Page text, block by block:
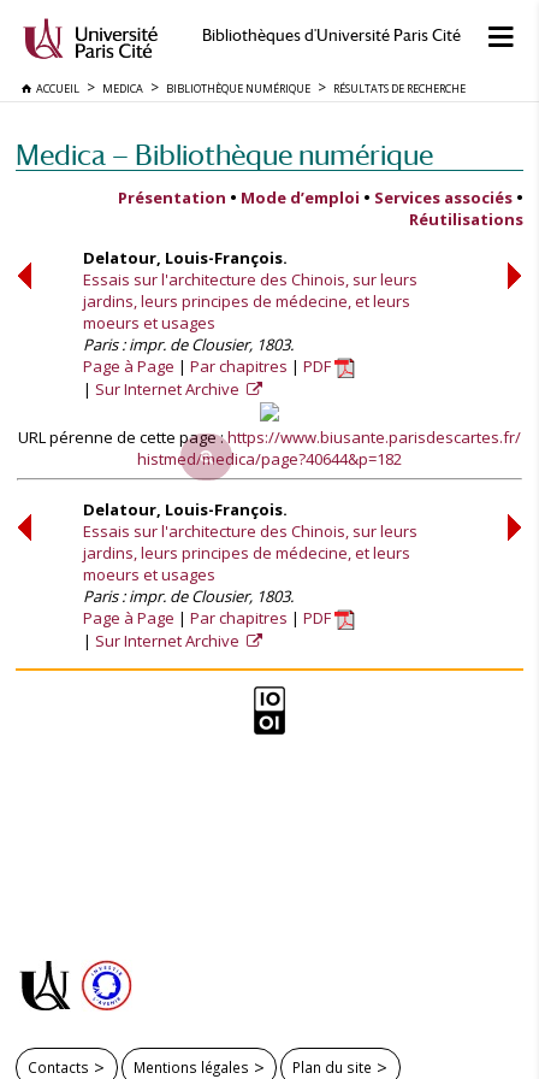
Bibliothèques d'Université Paris Cité
ACCUEIL MEDICA BIBLIOTHÈQUE NUMÉRIQUE RÉSULTATS DE RECHERCHE
Medica — Bibliothèque numérique
Présentation • Mode d’emploi • Services associés •
Réutilisations
Delatour, Louis-François.
Essais sur l'architecture des Chinois, sur leurs
jardins, leurs principes de médecine, et leurs
moeurs et usages
Paris : impr. de Clousier, 1803.
Page à Page
Par chapitres
PDF
Sur Internet Archive
URL pérenne de cette page :https://www.biusante.parisdescartes.fr/
histmed/medica/page?40644&p=182
Delatour, Louis-François.
Essais sur l'architecture des Chinois, sur leurs
jardins, leurs principes de médecine, et leurs
moeurs et usages
Paris : impr. de Clousier, 1803.
Page à Page
Par chapitres
PDF
Sur Internet Archive
Contacts Mentions légales Plan du site